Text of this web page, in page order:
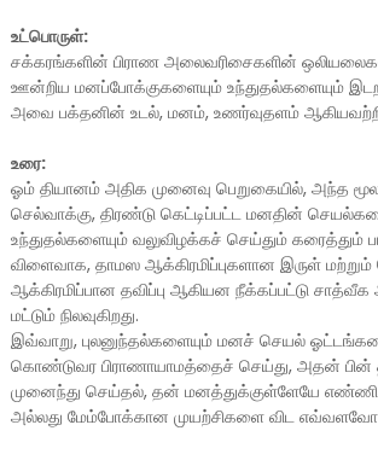
உட்பொருள்:
சக்கரங்களின் பிராண அலைவரிசைகளின்
ஊன்றிய மனப்போக்குகளையும் உந்துதல்களையும்
அவை பக்தனின் உடல், மனம், உணர்வுதளம்
உரை:
ஓம் தியானம் அதிக முனைவு பெறுகையில், அந்த
செல்வாக்கு, திரண்டு கெட்டிப்பட்ட மனதின்
உந்துதல்களையும் வலுவிழக்கச் செய்தும் கரைத்தும்
விளைவாக, தாமஸ ஆக்கிரமிப்புகளான இருள்
ஆக்கிரமிப்பான தவிப்பு ஆகியன நீக்கப்பட்டு
மட்டும் நிலவுகிறது.
இவ்வாறு, புலனுந்தல்களையும் மனச் செயல்
கொண்டுவர பிராணாயாமத்தைச் செய்து, அதன்
முனைந்து செய்தல், தன் மனத்துக்குள்ளேயே
அல்லது மேம்போக்கான முயற்சிகளை விட எவ்வளவோ